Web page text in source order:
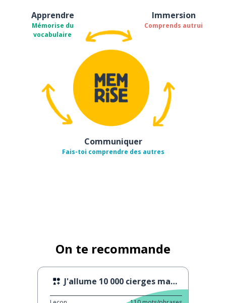
Apprendre
Mémorise du
vocabulaire
Immersion
Comprends autrui
Communiquer
Fais-toi comprendre des autres
On te recommande
J'allume 10 000 cierges magiques en même temps ...